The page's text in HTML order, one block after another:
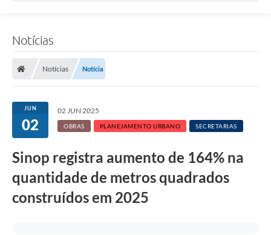
Notícias
Notícias Notícia
JUN
02
02 JUN 2025
OBRAS PLANEJAMENTO URBANO SECRETARIAS
Sinop registra aumento de 164% na
quantidade de metros quadrados
construídos em 2025
A
r
q